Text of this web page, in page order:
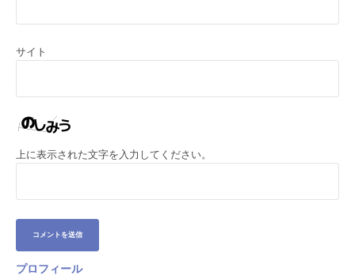
サイト
上に表示された文字を入力してください。
プロフィール